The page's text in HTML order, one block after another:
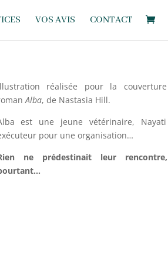
VOS AVIS CONTACT
réalisée pour la
Alba, de Nastasia Hill.
est une jeune vétérinaire,
pour une organisation…
ne prédestinait leur